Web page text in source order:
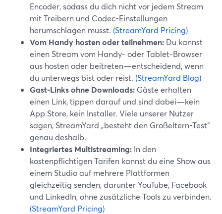
Encoder, sodass du dich nicht vor jedem Stream
mit Treibern und Codec-Einstellungen
herumschlagen musst. (StreamYard Pricing)
Vom Handy hosten oder teilnehmen: Du kannst
einen Stream vom Handy- oder Tablet-Browser
aus hosten oder beitreten—entscheidend, wenn
du unterwegs bist oder reist. (StreamYard Blog)
Gast-Links ohne Downloads: Gäste erhalten
einen Link, tippen darauf und sind dabei—kein
App Store, kein Installer. Viele unserer Nutzer
sagen, StreamYard „besteht den Großeltern-Test“
genau deshalb.
Integriertes Multistreaming: In den
kostenpflichtigen Tarifen kannst du eine Show aus
einem Studio auf mehrere Plattformen
gleichzeitig senden, darunter YouTube, Facebook
und LinkedIn, ohne zusätzliche Tools zu verbinden.
(StreamYard Pricing)